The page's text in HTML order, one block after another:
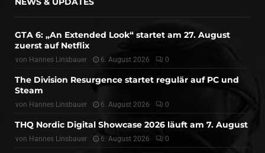
GTA 6: „An Extended Look“ startet am 27. August
zuerst auf Netflix
von Hannes Linsbauer 6. August 2026 0
The Division Resurgence startet regulär auf PC und
Steam
von Hannes Linsbauer 6. August 2026 0
THQ Nordic Digital Showcase 2026 läuft am 7. August
von Hannes Linsbauer 6. August 2026 0